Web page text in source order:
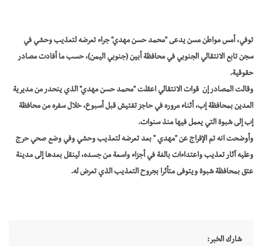
توفي، أمس مواطن مسن يدعى "محمد حسن مهدي" جراء تعرضه لتعذيب وحشي في
سجن تابع الانتقالي الجنوبي في محافظة أبين (جنوبي اليمن)، حسب ما أفادت مصادر
حقوقية.
وقالت المصادر إن قوات الانتقالي اعقلت "محمد حسن مهدي" الذي ينحدر من مديرية
العدين بمحافظة إب، أثناء مروره في حاجز تفتيش قبل أسبوع، خلال سفره من محافظة
إب إلى شبوة التي يعمل فيها منذ سنوات.
وأوضحت انه تم الإفراج عن "مهدي " بعد تعرضه لتعذيب وحشي وفي وضع صحي حرج
وعليه آثار تعذيب واعتداءات بالغة في أجزاء واسعة من جسده، لينقل بعدها إلى مدينة
عتق بمحافظة شبوة ويتوفى متأثرا بجروح التعذيب الذي تعرض له.
شارك الخبر: